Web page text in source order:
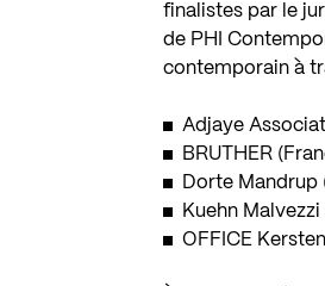
finalistes par le
de PHI
contemporain à
Adjaye
BRUTHER
Dorte Mandrup
Kuehn Malvezzi
OFFICE